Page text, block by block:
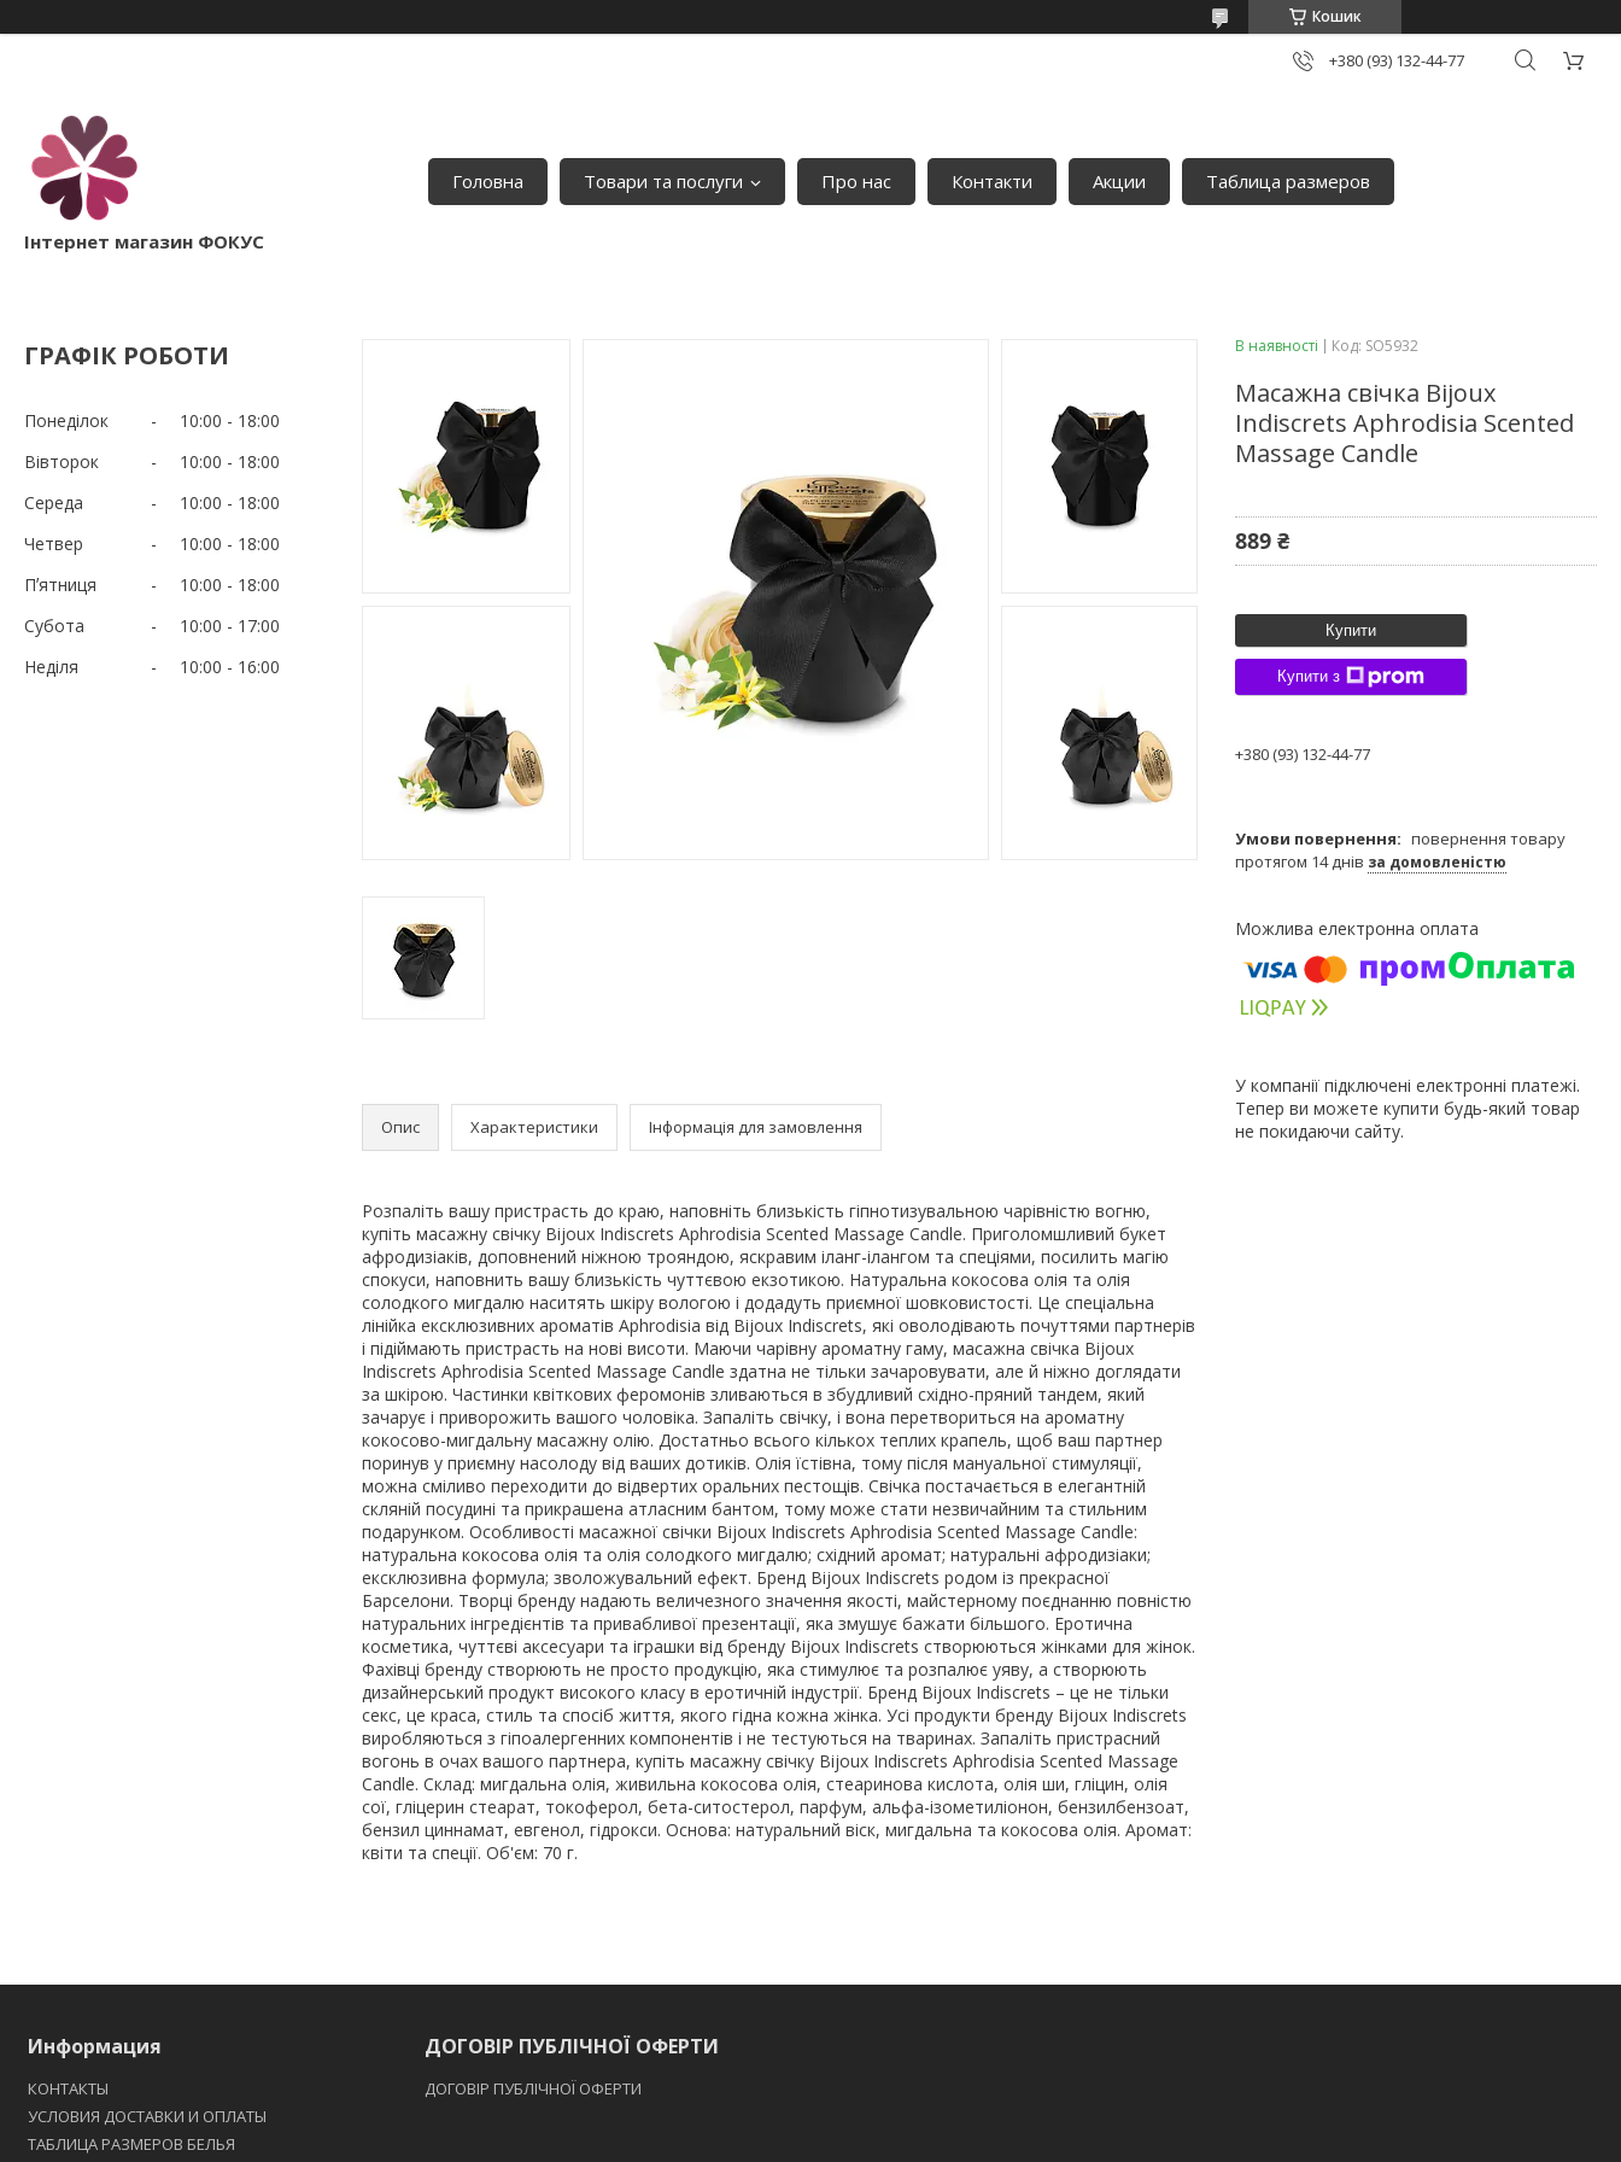
Кошик
+380 (93) 132-44-77
Інтернет магазин ФОКУС
Головна Товари та послуги Про нас Контакти Акции Таблица размеров
ГРАФІК РОБОТИ
Понеділок 10:00
18:00
Вівторок
10:00
18:00
Середа
10:00
18:00
Четвер
10:00
18:00
Пʼятниця
10:00
18:00
Субота
10:00
17:00
Неділя
10:00 16:00
Опис Характеристики Інформація для замовлення
Розпаліть вашу пристрасть до краю, наповніть близькість гіпнотизувальною чарівністю вогню,
купіть масажну свічку Bijoux Indiscrets Aphrodisia Scented Massage Candle. Приголомшливий букет
афродизіаків, доповнений ніжною трояндою, яскравим іланг-ілангом та спеціями, посилить магію
спокуси, наповнить вашу близькість чуттєвою екзотикою. Натуральна кокосова олія та олія
солодкого мигдалю наситять шкіру вологою і додадуть приємної шовковистості. Це спеціальна
лінійка ексклюзивних ароматів Aphrodisia від Bijoux Indiscrets, які оволодівають почуттями партнерів
і підіймають пристрасть на нові висоти. Маючи чарівну ароматну гаму, масажна свічка Bijoux
Indiscrets Aphrodisia Scented Massage Candle здатна не тільки зачаровувати, але й ніжно доглядати
за шкірою. Частинки квіткових феромонів зливаються в збудливий східно-пряний тандем, який
зачарує і приворожить вашого чоловіка. Запаліть свічку, і вона перетвориться на ароматну
кокосово-мигдальну масажну олію. Достатньо всього кількох теплих крапель, щоб ваш партнер
поринув у приємну насолоду від ваших дотиків. Олія їстівна, тому після мануальної стимуляції,
можна сміливо переходити до відвертих оральних пестощів. Свічка постачається в елегантній
скляній посудині та прикрашена атласним бантом, тому може стати незвичайним та стильним
подарунком. Особливості масажної свічки Bijoux Indiscrets Aphrodisia Scented Massage Candle:
натуральна кокосова олія та олія солодкого мигдалю; східний аромат; натуральні афродизіаки;
ексклюзивна формула; зволожувальний ефект. Бренд Bijoux Indiscrets родом із прекрасної
Барселони. Творці бренду надають величезного значення якості, майстерному поєднанню повністю
натуральних інгредієнтів та привабливої ​​презентації, яка змушує бажати більшого. Еротична
косметика, чуттєві аксесуари та іграшки від бренду Bijoux Indiscrets створюються жінками для жінок.
Фахівці бренду створюють не просто продукцію, яка стимулює та розпалює уяву, а створюють
дизайнерський продукт високого класу в еротичній індустрії. Бренд Bijoux Indiscrets – це не тільки
секс, це краса, стиль та спосіб життя, якого гідна кожна жінка. Усі продукти бренду Bijoux Indiscrets
виробляються з гіпоалергенних компонентів і не тестуються на тваринах. Запаліть пристрасний
вогонь в очах вашого партнера, купіть масажну свічку Bijoux Indiscrets Aphrodisia Scented Massage
Candle. Склад: мигдальна олія, живильна кокосова олія, стеаринова кислота, олія ши, гліцин, олія
сої, гліцерин стеарат, токоферол, бета-ситостерол, парфум, альфа-ізометиліонон, бензилбензоат,
бензил циннамат, евгенол, гідрокси. Основа: натуральний віск, мигдальна та кокосова олія. Аромат:
квіти та спеції. Об'єм: 70 г.
В наявності Код: SO5932
Масажна свічка Bijoux
Indiscrets Aphrodisia Scented
Massage Candle
889 ₴
Купити
Купити з
+380 (93) 132-44-77
повернення товару
протягом 14 днів за домовленістю
У компанії підключені електронні платежі.
Тепер ви можете купити будь-який товар
не покидаючи сайту.
Информация
КОНТАКТЫ
УСЛОВИЯ ДОСТАВКИ И ОПЛАТЫ
ТАБЛИЦА РАЗМЕРОВ БЕЛЬЯ
ДОГОВІР ПУБЛІЧНОЇ ОФЕРТИ
ДОГОВІР ПУБЛІЧНОЇ ОФЕРТИ